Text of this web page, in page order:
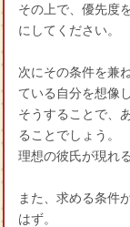
その上で、優先度
にしてください。
次にその条件を兼
ている自分を想像
そうすることで、
ることでしょう。
理想の彼氏が現れ
また、求める条件
はず。